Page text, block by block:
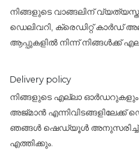
നിങ്ങളുടെ വാങ്ങലിന്
ഡെലിവറി, ക്രെഡിറ്റ് കാർഡ്
ആപ്പുകളിൽ നിന്ന് നിങ്ങൾക്ക്
Delivery policy
നിങ്ങളുടെ എല്ലാ
അജ്മാൻ എന്നിവിടങ്ങളിലേക്ക്
ഞങ്ങൾ ഷെഡ്യൂൾ അനുസരിച്ച്
എത്തിക്കും.